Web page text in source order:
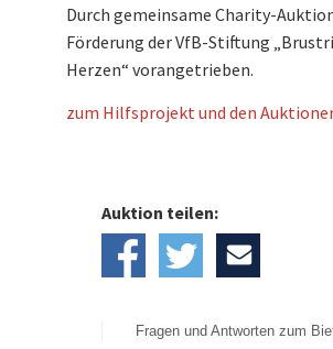
Durch gemeinsame Charity-
Förderung der VfB-Stiftung
Herzen“ vorangetrieben.
zum Hilfsprojekt und den
Auktion teilen:
Fragen und Antworten zum